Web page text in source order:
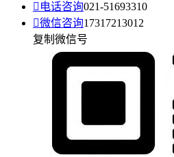
 电话咨询021-51693310
微信咨询17317213012
复制微信号